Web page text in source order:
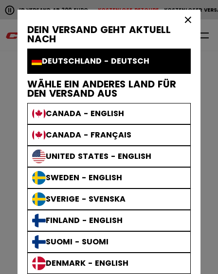
DEIN VERSAND GEHT AKTUELL
NACH
DEUTSCHLAND - DEUTSCH
WÄHLE EIN ANDERES LAND FÜR
DEN VERSAND AUS
CANADA - ENGLISH
CANADA - FRANÇAIS
UNITED STATES - ENGLISH
SWEDEN - ENGLISH
SVERIGE - SVENSKA
FINLAND - ENGLISH
SUOMI - SUOMI
DENMARK - ENGLISH
Horizontale Bildlaufanimation anhalten.
VERSAND AB 200 EUROKOSTENLOSE RETOURE KOSTENLOSER
KOSTENLOSER VERSAND AB 200 EURO KOSTENLOSE
0